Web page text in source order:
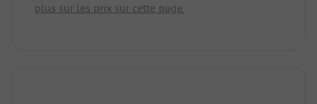
plus sur les prix sur cette page.